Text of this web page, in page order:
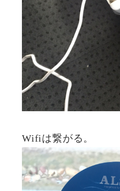
Wifiは繋がる。